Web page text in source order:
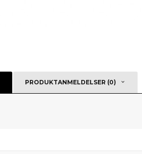
PRODUKTANMELDELSER (0)